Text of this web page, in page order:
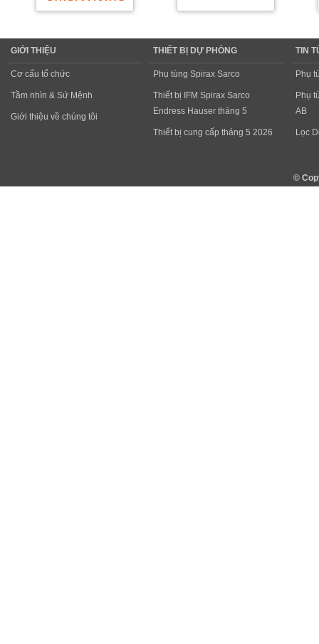
GIỚI THIỆU
Cơ cấu tổ chức
Tầm nhìn & Sứ Mệnh
Giới thiệu về chúng tôi
THIẾT BỊ DỰ PHÒNG
Phụ tùng Spirax Sarco
Thiết bị IFM Spirax Sarco
Endress Hauser tháng 5
Thiết bị cung cấp tháng 5 2026
TIN
Phụ
Phụ
AB
Lọc
©